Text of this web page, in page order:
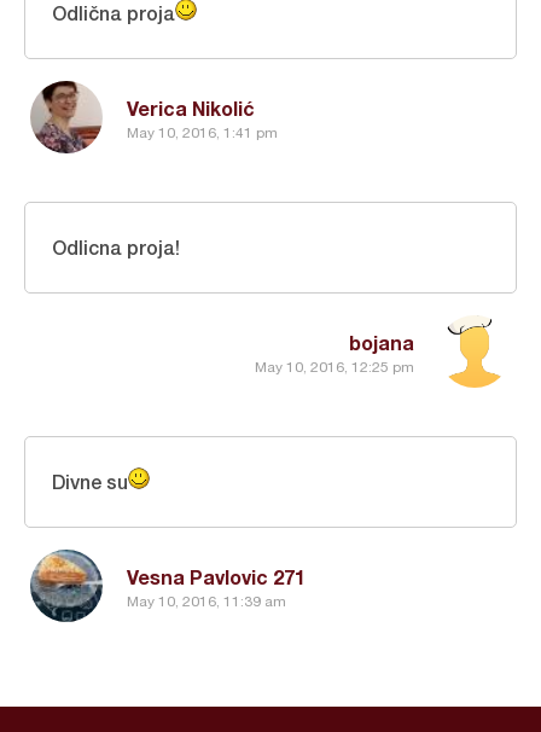
Verica Nikolić
May 10, 2016, 1:41 pm
Odlična proja
bojana
May 10, 2016, 12:25 pm
Odlicna proja!
Vesna Pavlovic 271
May 10, 2016, 11:39 am
Divne su